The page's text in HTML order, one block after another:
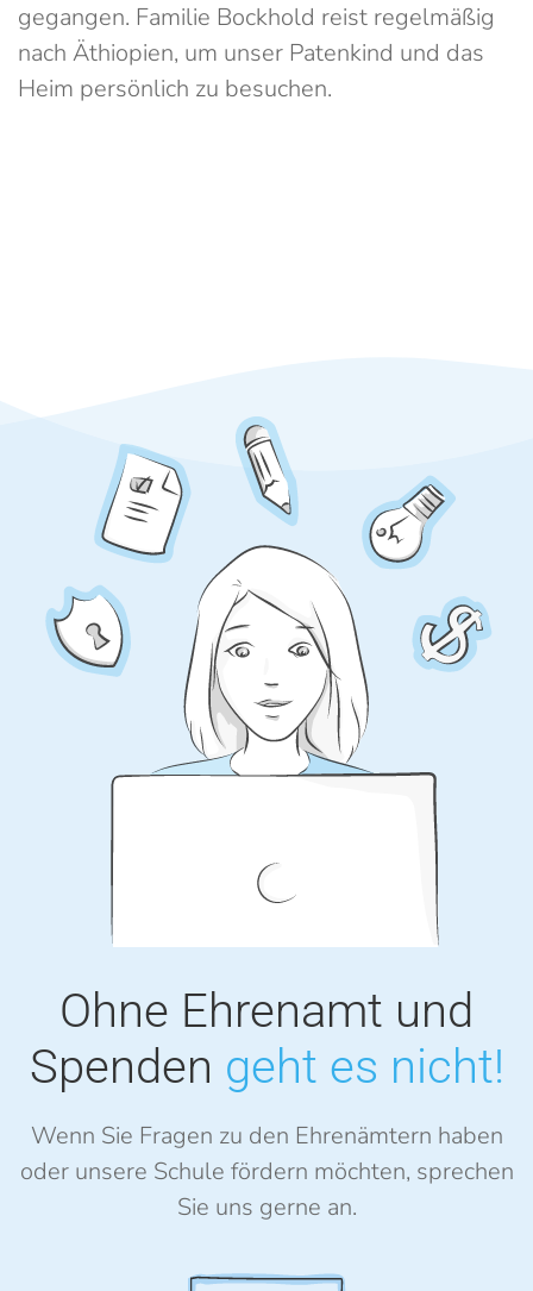
gegangen. Familie Bockhold reist regelmäßig
nach Äthiopien, um unser Patenkind und das
Heim persönlich zu besuchen.
Ohne Ehrenamt und
Spenden geht es nicht!
Wenn Sie Fragen zu den Ehrenämtern haben
oder unsere Schule fördern möchten, sprechen
Sie uns gerne an.